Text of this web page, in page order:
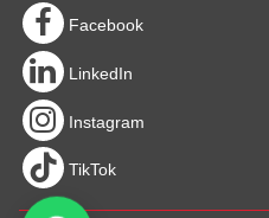
Facebook
LinkedIn
Instagram
TikTok